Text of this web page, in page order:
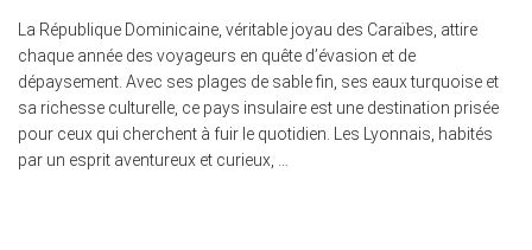
La République Dominicaine, véritable joyau des Caraïbes, attire
chaque année des voyageurs en quête d’évasion et de
dépaysement. Avec ses plages de sable fin, ses eaux turquoise et
sa richesse culturelle, ce pays insulaire est une destination prisée
pour ceux qui cherchent à fuir le quotidien. Les Lyonnais, habités
par un esprit aventureux et curieux, …